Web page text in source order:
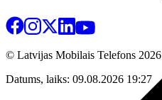
© Latvijas Mobilais Telefons 2026
Datums, laiks: 09.08.2026 19:27